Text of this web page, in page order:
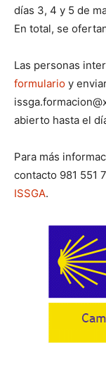
días 3, 4 y 5 de
En total, se
Las personas
formulario y
abierto hasta el
Para más
contacto 981 551
ISSGA.